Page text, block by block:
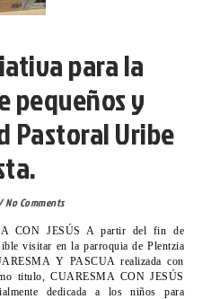
para la
pequeños y
Pastoral Uribe
No Comments
visitar en la parroquia de Plentzia
Y PASCUA realizada con
titulo, CUARESMA CON JESÚS
dedicada a los niños para